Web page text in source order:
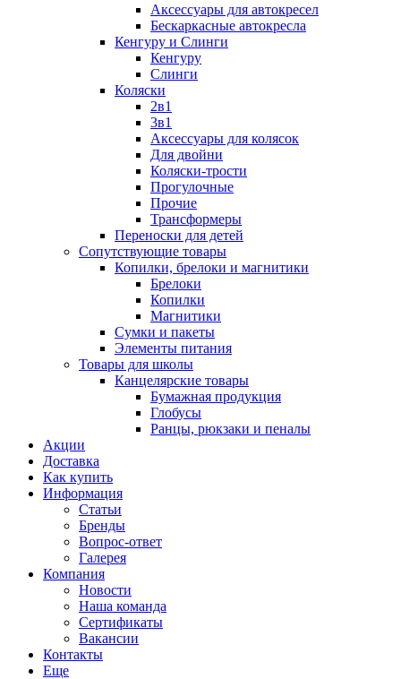
Аксессуары для автокресел
Бескаркасные автокресла
Кенгуру и Слинги
Кенгуру
Слинги
Коляски
2в1
3в1
Аксессуары для колясок
Для двойни
Коляски-трости
Прогулочные
Прочие
Трансформеры
Переноски для детей
Сопутствующие товары
Копилки, брелоки и магнитики
Брелоки
Копилки
Магнитики
Сумки и пакеты
Элементы питания
Товары для школы
Канцелярские товары
Бумажная продукция
Глобусы
Ранцы, рюкзаки и пеналы
Акции
Доставка
Как купить
Информация
Статьи
Бренды
Вопрос-ответ
Галерея
Компания
Новости
Наша команда
Сертификаты
Вакансии
Контакты
Еще